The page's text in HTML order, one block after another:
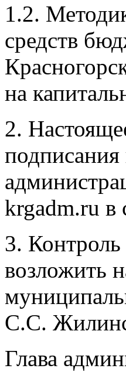
1.2.
средств
на
2.
krgadm.ru в
3. Контроль
возложить
С.С.
Глава